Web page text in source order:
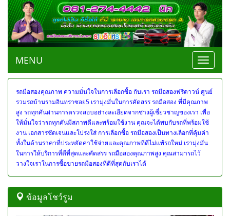
Toggle
MENU
รถมือสองคุณภาพ ความมั่นใจในการเลือกซื้อ กับเรา รถมือสองฟรีดาวน์ ศูนย์
รวมรถบ้านรามอินทราซอย5 เรามุ่งมั่นในการคัดสรร รถมือสอง ที่มีคุณภาพ
สูง รถทุกคันผ่านการตรวจสอบอย่างละเอียดจากช่างผู้เชี่ยวชาญของเรา เพื่อ
ให้มั่นใจว่ารถทุกคันมีสภาพดีและพร้อมใช้งาน คุณจะได้พบกับรถที่พร้อมใช้
งาน เอกสารชัดเจนและโปรงใส่ การเลือกซื้อ รถมือสองเป็นทางเลือกที่คุ้มค่า
ทั้งในด้านราคาที่ประหยัดค่าใช้จ่ายและคุณภาพที่ดีไม่แพ้รถใหม่ เรามุ่งมั่น
ในการให้บริการที่ดีที่สุดและคัดสรร รถมือสองคุณภาพสูง คุณสามารถไว้
วางใจเราในการซื้อขายรถมือสองที่ดีที่สุดกับเราได้
ข้อมูลโชว์รูม